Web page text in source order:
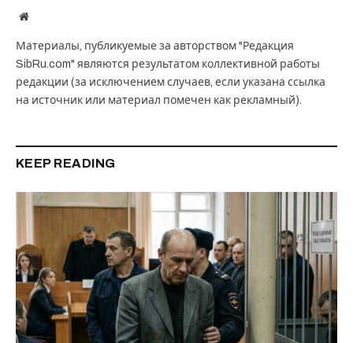
Website
Материалы, публикуемые за авторством "Редакция
SibRu.com" являются результатом коллективной работы
редакции (за исключением случаев, если указана ссылка
на источник или материал помечен как рекламный).
KEEP READING